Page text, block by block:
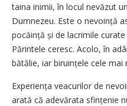
taina inimii, în locul nevăzut
Dumnezeu. Este o nevoință
pocăință și de lacrimile
Părintele ceresc. Acolo, în
bătălie, iar biruințele cele
Experiența veacurilor de
arată că adevărata sfințenie